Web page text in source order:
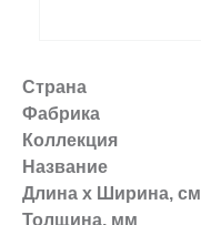
Страна
Фабрика
Коллекция
Название
Длина х Ширина, см
Толщина, мм